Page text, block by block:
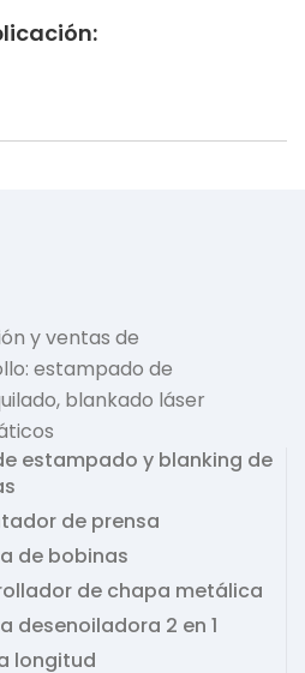
y ventas de
estampado de
blankado láser
estampado y blanking de
de prensa
de bobinas
de chapa metálica
desenoiladora 2 en 1
longitud